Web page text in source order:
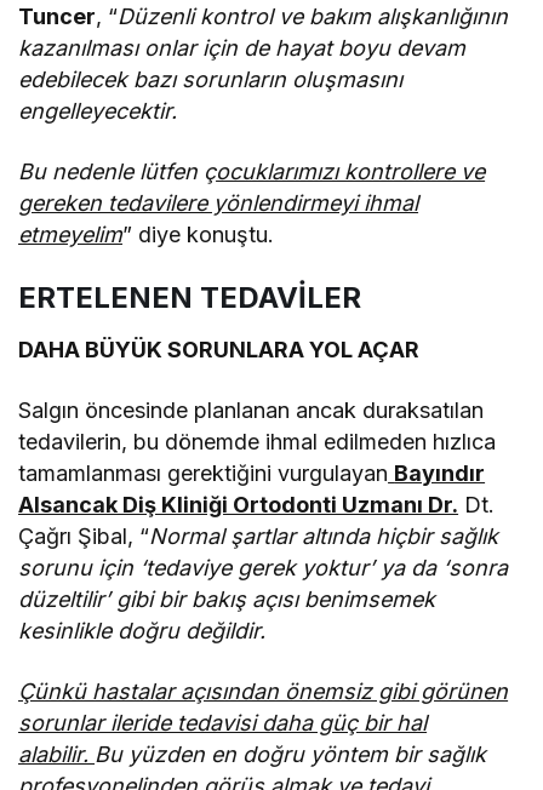
Tuncer, “Düzenli kontrol ve bakım alışkanlığının
kazanılması onlar için de hayat boyu devam
edebilecek bazı sorunların oluşmasını
engelleyecektir.
Bu nedenle lütfen çocuklarımızı kontrollere ve
gereken tedavilere yönlendirmeyi ihmal
etmeyelim” diye konuştu.
ERTELENEN TEDAVİLER
DAHA BÜYÜK SORUNLARA YOL AÇAR
Salgın öncesinde planlanan ancak duraksatılan
tedavilerin, bu dönemde ihmal edilmeden hızlıca
tamamlanması gerektiğini vurgulayan Bayındır
Alsancak Diş Kliniği Ortodonti Uzmanı Dr. Dt.
Çağrı Şibal, “Normal şartlar altında hiçbir sağlık
sorunu için ‘tedaviye gerek yoktur’ ya da ‘sonra
düzeltilir’ gibi bir bakış açısı benimsemek
kesinlikle doğru değildir.
Çünkü hastalar açısından önemsiz gibi görünen
sorunlar ileride tedavisi daha güç bir hal
alabilir. Bu yüzden en doğru yöntem bir sağlık